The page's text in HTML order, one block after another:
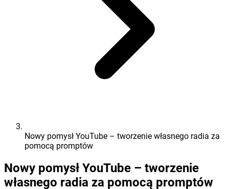
Nowy pomysł YouTube – tworzenie własnego radia za
pomocą promptów
Nowy pomysł YouTube – tworzenie
własnego radia za pomocą promptów